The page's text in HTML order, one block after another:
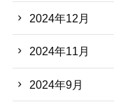
2024年12月
2024年11月
2024年9月